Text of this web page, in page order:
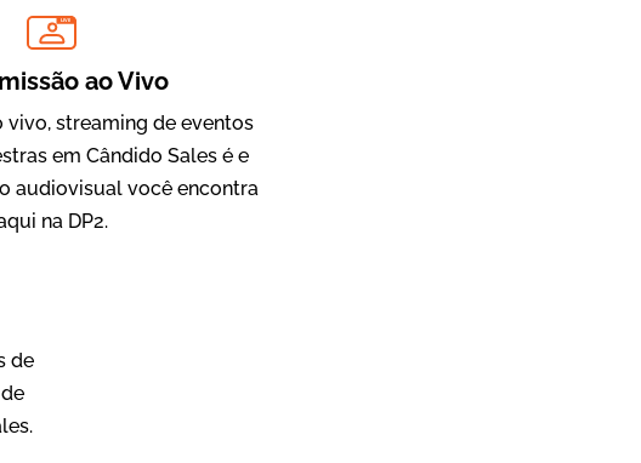
LIVE
ao Vivo
vivo, streaming de eventos
em Cândido Sales é e
audiovisual você encontra
na DP2.
de